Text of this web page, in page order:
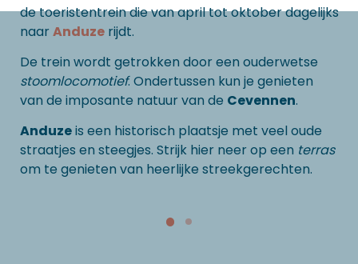
de toeristentrein die van april tot oktober dagelijks
naarAnduzerijdt.
De trein wordt getrokken door een ouderwetse
stoomlocomotief. Ondertussen kun je genieten
van de imposante natuur van de Cevennen.
Anduzeis een historisch plaatsje met veel oude
straatjes en steegjes. Strijk hier neer op een terras
om te genieten van heerlijke streekgerechten.